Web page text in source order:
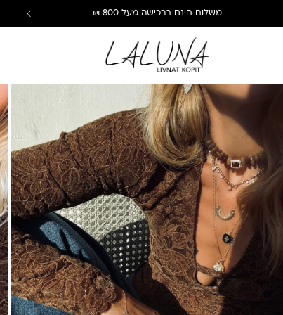
משלוח חינם ברכישה מעל 800 ₪